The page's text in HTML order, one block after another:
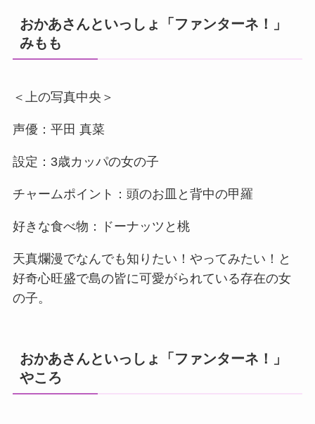
おかあさんといっしょ「ファンターネ！」
みもも
＜上の写真中央＞
声優：平田 真菜
設定：3歳カッパの女の子
チャームポイント：頭のお皿と背中の甲羅
好きな食べ物：ドーナッツと桃
天真爛漫でなんでも知りたい！やってみたい！と
好奇心旺盛で島の皆に可愛がられている存在の女
の子。
おかあさんといっしょ「ファンターネ！」
やころ